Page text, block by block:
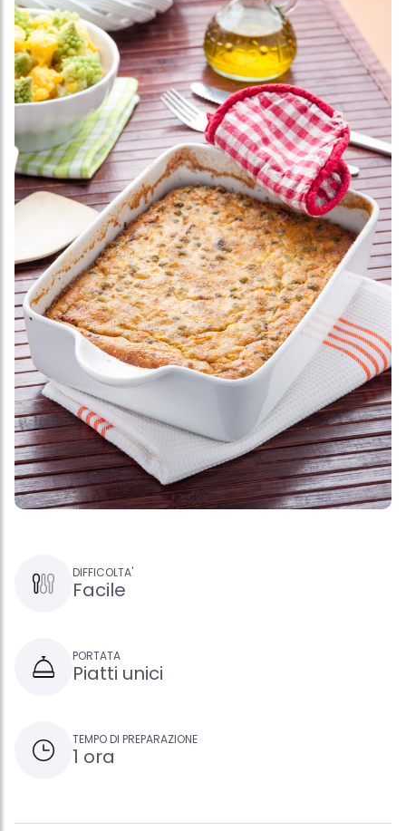
DIFFICOLTA'
Facile
PORTATA
Piatti unici
TEMPO DI PREPARAZIONE
1 ora